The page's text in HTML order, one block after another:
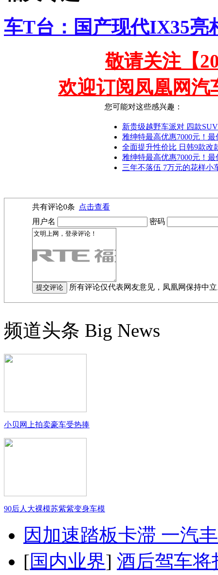
车T台：国产现代IX35亮
敬请关注【
欢迎订阅凤凰网汽
您可能对这些感兴趣：
新贵级越野车派对 四款
雅绅特最高优惠7000元！最
全面提升性价比 日韩9款改
雅绅特最高优惠7000元！最
三年不落伍 7万元的花样小
共有评论0条
点击查看
用户名
密码
所有评论仅代表网友意见，凤凰网保持中
频道头条 Big News
小贝网上拍卖豪车受热捧
90后人大裸模苏紫紫变身车模
因加速踏板卡滞 一汽
[国内业界] 酒后驾车将